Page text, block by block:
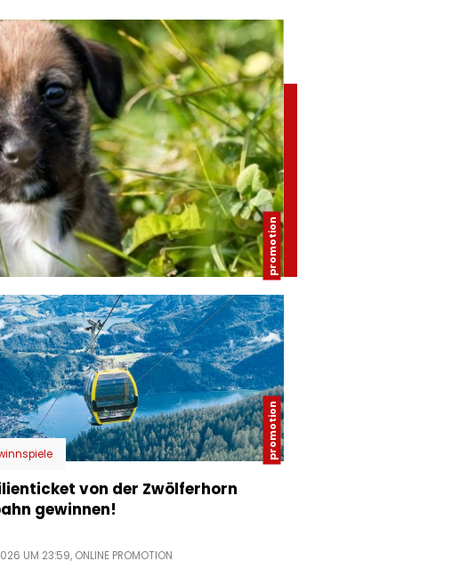
von der Zwölferhorn
gewinnen!
UM 23:59, ONLINE PROMOTION